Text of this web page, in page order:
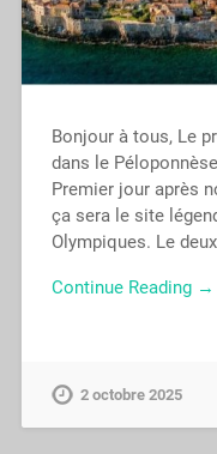
Bonjour à tous, Le
dans le
Premier jour après
ça sera le site
Olympiques. Le
Continue Reading →
2 octobre 2025